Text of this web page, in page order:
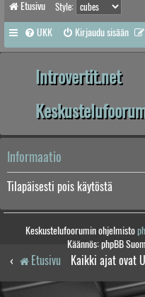
Etusivu Style:
UKK Kirjaudu sisään
Introvertit.net
Informaatio
Tilapäisesti pois käytöstä
Keskustelufoorumin ohjelmisto
Käännös: phpBB
Etusivu Kaikki ajat ovat